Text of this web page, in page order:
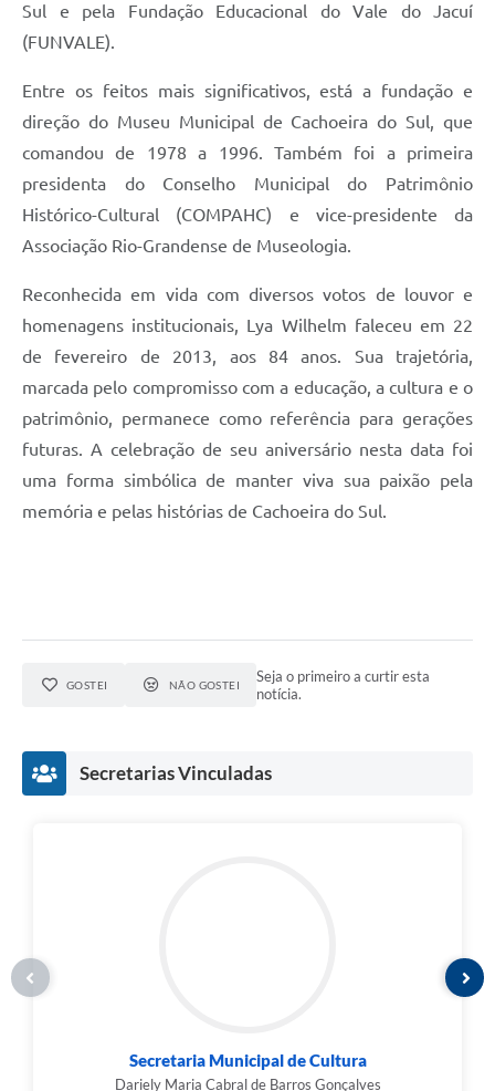
Sul e pela Fundação Educacional do Vale do Jacuí
(FUNVALE).
Entre os feitos mais significativos, está a fundação e
direção do Museu Municipal de Cachoeira do Sul, que
comandou de 1978 a 1996. Também foi a primeira
presidenta do Conselho Municipal do Patrimônio
Histórico-Cultural (COMPAHC) e vice-presidente da
Associação Rio-Grandense de Museologia.
Reconhecida em vida com diversos votos de louvor e
homenagens institucionais, Lya Wilhelm faleceu em 22
de fevereiro de 2013, aos 84 anos. Sua trajetória,
marcada pelo compromisso com a educação, a cultura e o
patrimônio, permanece como referência para gerações
futuras. A celebração de seu aniversário nesta data foi
uma forma simbólica de manter viva sua paixão pela
memória e pelas histórias de Cachoeira do Sul.
GOSTEI NÃO GOSTEI
Seja o primeiro a curtir esta
notícia.
Secretarias Vinculadas
Secretaria Municipal de Cultura
Dariely Maria Cabral de Barros Gonçalves